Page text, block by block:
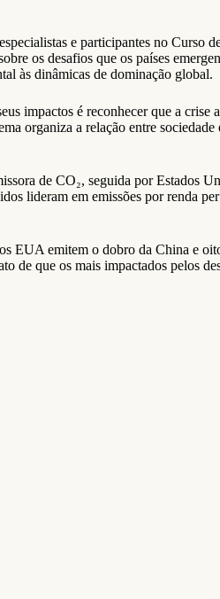
e participantes no Curso
os desafios que os países
às dinâmicas de dominação global.
impactos é reconhecer que a crise
organiza a relação entre
de CO₂, seguida por Estados
lideram em emissões por renda
EUA emitem o dobro da China e
de que os mais impactados pelos